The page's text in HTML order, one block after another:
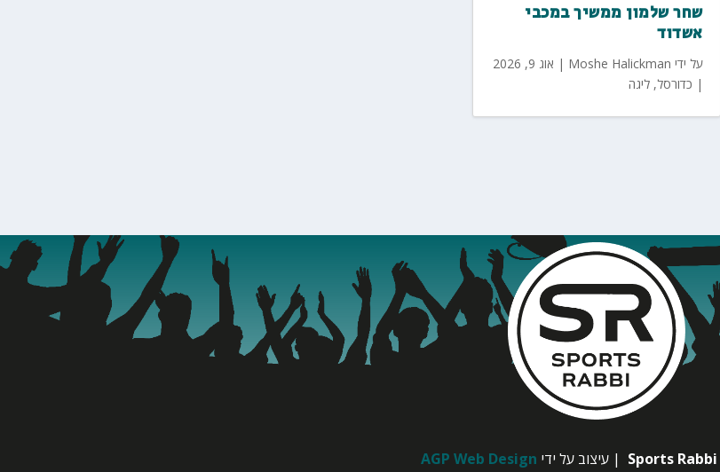
שחר שלמון ממשיך במכבי
אשדוד
על ידי Moshe Halickman
| אוג 9, 2026
| כדורסל,ליגה
Sports Rabbi | עיצוב על ידי AGP Web Design